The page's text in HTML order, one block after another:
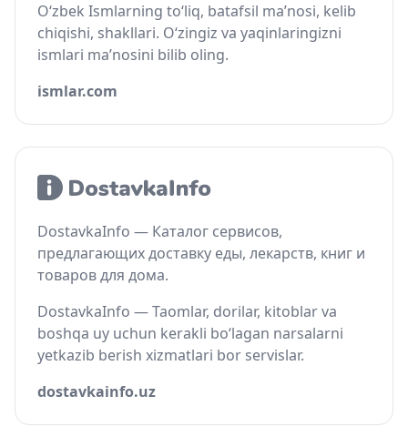
O‘zbek Ismlarning to‘liq, batafsil ma’nosi, kelib
chiqishi, shakllari. O‘zingiz va yaqinlaringizni
ismlari ma’nosini bilib oling.
ismlar.com
DostavkaInfo — Каталог сервисов,
предлагающих доставку еды, лекарств, книг и
товаров для дома.
DostavkaInfo — Taomlar, dorilar, kitoblar va
boshqa uy uchun kerakli bo‘lagan narsalarni
yetkazib berish xizmatlari bor servislar.
dostavkainfo.uz